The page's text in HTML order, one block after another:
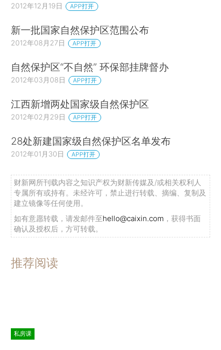
2012年12月19日 APP打开
新一批国家自然保护区范围公布
2012年08月27日 APP打开
自然保护区“不自然” 环保部挂牌督办
2012年03月08日 APP打开
江西新增两处国家级自然保护区
2012年02月29日 APP打开
28处新建国家级自然保护区名单发布
2012年01月30日 APP打开
财新网所刊载内容之知识产权为财新传媒及/或相关权利人
专属所有或持有。未经许可，禁止进行转载、摘编、复制及
建立镜像等任何使用。
如有意愿转载，请发邮件至hello@caixin.com ，获得书面
确认及授权后，方可转载。
推荐阅读
私房课